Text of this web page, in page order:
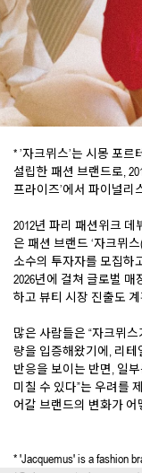
* ’자크뮈스’는 시몽 포르
설립한 패션 브랜드로,
프라이즈’에서 파이널리
2012년 파리 패션위크
은 패션 브랜드 ‘자크뮈
소수의 투자자를 모집하
2026년에 걸쳐 글로벌
하고 뷰티 시장 진출도
많은 사람들은 “자크뮈
량을 입증해왔기에, 리테
반응을 보이는 반면, 일
미칠 수 있다”는 우려를
어갈 브랜드의 변화가 어
* 'Jacquemus' is a fashion